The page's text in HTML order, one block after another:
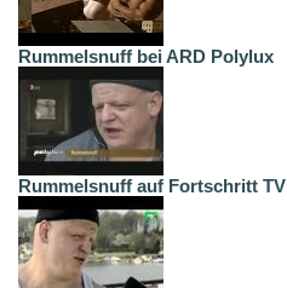
Rummelsnuff bei ARD Polylux
Rummelsnuff auf Fortschritt TV